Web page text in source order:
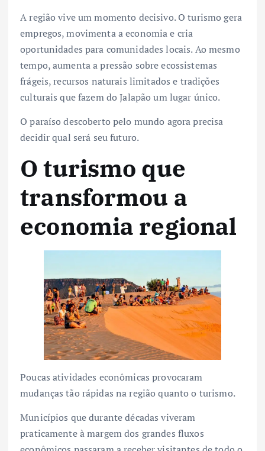
A região vive um momento decisivo. O turismo gera
empregos, movimenta a economia e cria
oportunidades para comunidades locais. Ao mesmo
tempo, aumenta a pressão sobre ecossistemas
frágeis, recursos naturais limitados e tradições
culturais que fazem do Jalapão um lugar único.
O paraíso descoberto pelo mundo agora precisa
decidir qual será seu futuro.
O turismo que
transformou a
economia regional
Poucas atividades econômicas provocaram
mudanças tão rápidas na região quanto o turismo.
Municípios que durante décadas viveram
praticamente à margem dos grandes fluxos